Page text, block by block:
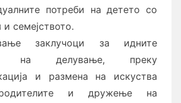
потреби на детето со
семејството.
заклучоци за идните
на делување, преку
и размена на искуства
и дружење на